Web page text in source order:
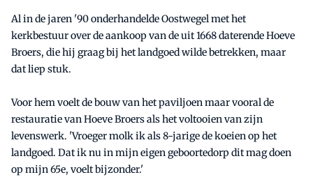
Al in de jaren '90 onderhandelde Oostwegel met het
kerkbestuur over de aankoop van de uit 1668 daterende Hoeve
Broers, die hij graag bij het landgoed wilde betrekken, maar
dat liep stuk.
Voor hem voelt de bouw van het paviljoen maar vooral de
restauratie van Hoeve Broers als het voltooien van zijn
levenswerk. 'Vroeger molk ik als 8-jarige de koeien op het
landgoed. Dat ik nu in mijn eigen geboortedorp dit mag doen
op mijn 65e, voelt bijzonder.'